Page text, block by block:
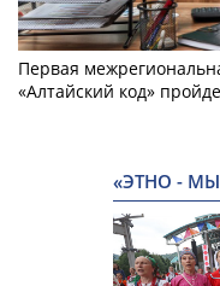
Первая
«Алтайский код»
«ЭТНО -